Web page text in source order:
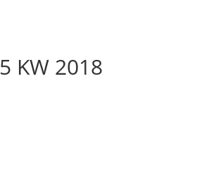
KW 2018